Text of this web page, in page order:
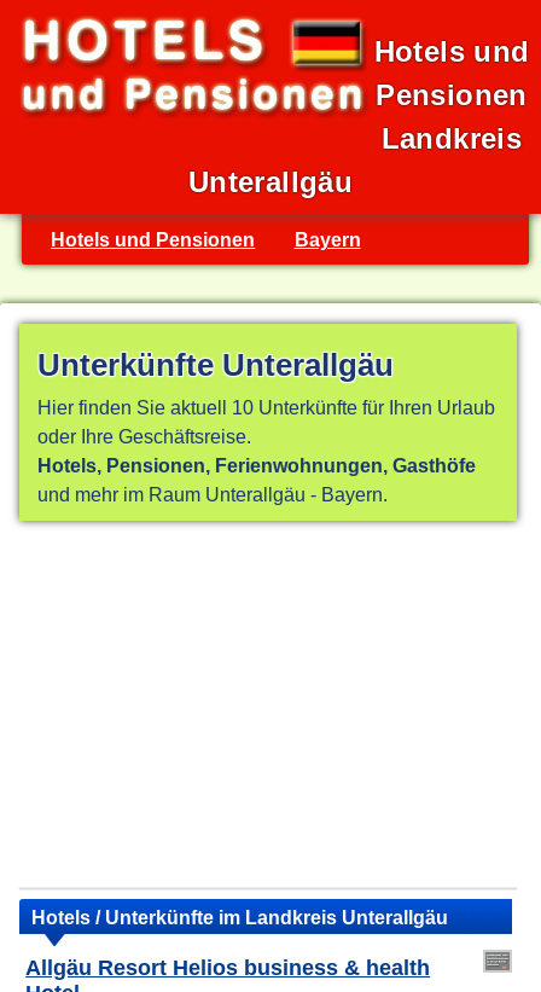
Hotels und
Pensionen
Landkreis
Unterallgäu
Hotels und Pensionen Bayern
Unterkünfte Unterallgäu
Hier finden Sie aktuell 10 Unterkünfte für Ihren Urlaub
oder Ihre Geschäftsreise.
Hotels, Pensionen, Ferienwohnungen, Gasthöfe
und mehr im Raum Unterallgäu - Bayern.
Hotels / Unterkünfte im Landkreis Unterallgäu
Allgäu Resort Helios business & health